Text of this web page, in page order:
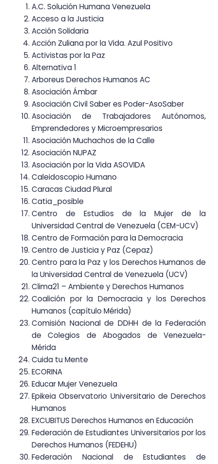
A.C. Solución Humana Venezuela
Acceso a la Justicia
Acción Solidaria
Acción Zuliana por la Vida. Azul Positivo
Activistas por la Paz
Alternativa 1
Arboreus Derechos Humanos AC
Asociación Ámbar
Asociación Civil Saber es Poder-AsoSaber
Asociación de Trabajadores Autónomos,
Emprendedores y Microempresarios
Asociación Muchachos de la Calle
Asociación NUPAZ
Asociación por la Vida ASOVIDA
Caleidoscopio Humano
Caracas Ciudad Plural
Catia_posible
Centro de Estudios de la Mujer de la
Universidad Central de Venezuela (CEM-UCV)
Centro de Formación para la Democracia
Centro de Justicia y Paz (Cepaz)
Centro para la Paz y los Derechos Humanos de
la Universidad Central de Venezuela (UCV)
Clima21 – Ambiente y Derechos Humanos
Coalición por la Democracia y los Derechos
Humanos (capítulo Mérida)
Comisión Nacional de DDHH de la Federación
de Colegios de Abogados de Venezuela-
Mérida
Cuida tu Mente
ECORINA
Educar Mujer Venezuela
Epikeia Observatorio Universitario de Derechos
Humanos
EXCUBITUS Derechos Humanos en Educación
Federación de Estudiantes Universitarios por los
Derechos Humanos (FEDEHU)
Federación Nacional de Estudiantes de